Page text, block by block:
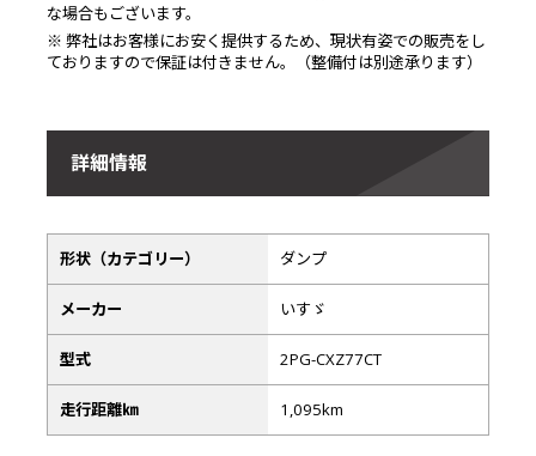
な場合もございます。
※ 弊社はお客様にお安く提供するため、現状有姿での販売をし
ておりますので保証は付きません。（整備付は別途承ります）
詳細情報
形状（カテゴリー） ダンプ
メーカー いすゞ
型式 2PG-CXZ77CT
走行距離㎞ 1,095km